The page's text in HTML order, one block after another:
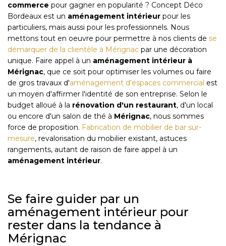
commerce pour gagner en popularité ? Concept Déco
Bordeaux est un aménagement intérieur pour les
particuliers, mais aussi pour les professionnels. Nous
mettons tout en oeuvre pour permettre à nos clients de se
démarquer de la clientèle à Mérignac par une décoration
unique. Faire appel à un aménagement intérieur à
Mérignac, que ce soit pour optimiser les volumes ou faire
de gros travaux d'aménagement d'espaces commercial est
un moyen d'affirmer l'identité de son entreprise. Selon le
budget alloué à la rénovation d'un restaurant, d'un local
ou encore d'un salon de thé à Mérignac, nous sommes
force de proposition. Fabrication de mobilier de bar sur-
mesure, revalorisation du mobilier existant, astuces
rangements, autant de raison de faire appel à un
aménagement intérieur.
Se faire guider par un
aménagement intérieur pour
rester dans la tendance à
Mérignac